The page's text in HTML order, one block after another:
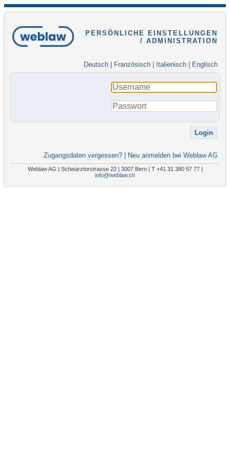
PERSÖNLICHE EINSTELLUNGEN
/ ADMINISTRATION
Deutsch Französisch Italienisch Englisch
Zugangsdaten vergessen? Neu anmelden bei Weblaw AG
Weblaw AG | Schwarztorstrasse 22 | 3007 Bern | T +41 31 380 57 77 |
info@weblaw.ch